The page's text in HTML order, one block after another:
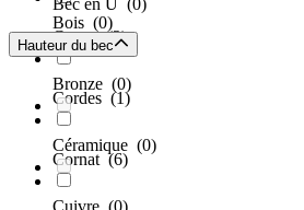
Comet(2)
Cordes (1)
Cornat(6)
Bois (0)
Bronze (0)
Céramique (0)
Bec en U (0)
Hauteur du bec